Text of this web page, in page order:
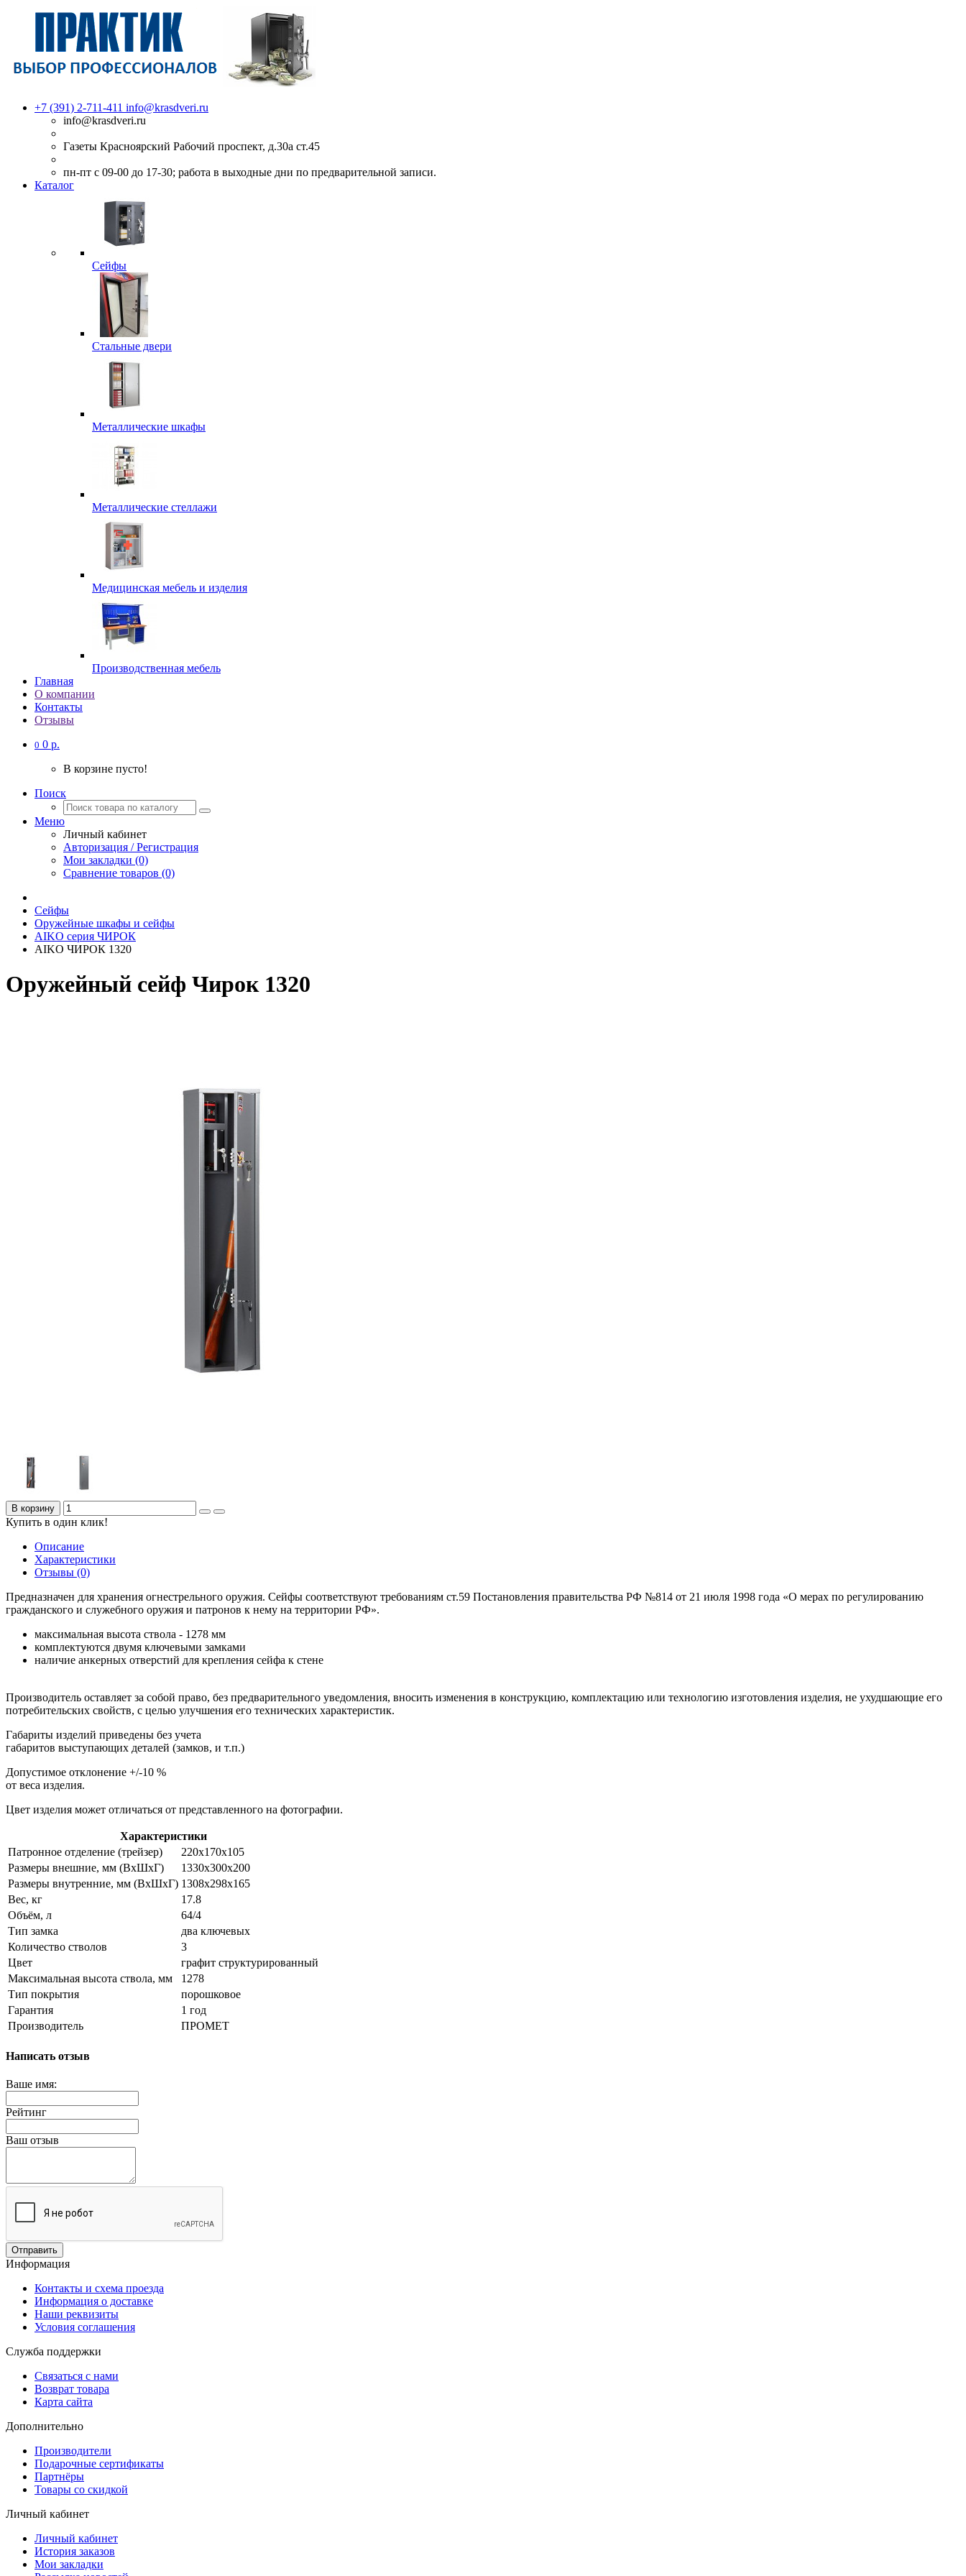
+7 (391) 2-711-411 info@krasdveri.ru
info@krasdveri.ru
Газеты Красноярский Рабочий проспект, д.30а ст.45
пн-пт с 09-00 до 17-30; работа в выходные дни по предварительной записи.
Каталог
Сейфы
Стальные двери
Металлические шкафы
Металлические стеллажи
Медицинская мебель и изделия
Производственная мебель
Главная
О компании
Контакты
Отзывы
0 0 р.
В корзине пусто!
Поиск
Меню
Личный кабинет
Авторизация / Регистрация
Мои закладки (0)
Сравнение товаров (0)
Сейфы
Оружейные шкафы и сейфы
AIKO серия ЧИРОК
AIKO ЧИРОК 1320
Оружейный сейф Чирок 1320
В корзину
Купить в один клик!
Описание
Характеристики
Отзывы (0)
Предназначен для хранения огнестрельного оружия. Сейфы соответствуют требованиям ст.59 Постановления правительства РФ №814 от 21 июля 1998 года «О мерах по регулированию
гражданского и служебного оружия и патронов к нему на территории РФ».
максимальная высота ствола - 1278 мм
комплектуются двумя ключевыми замками
наличие анкерных отверстий для крепления сейфа к стене
Производитель оставляет за собой право, без предварительного уведомления, вносить изменения в конструкцию, комплектацию или технологию изготовления изделия, не ухудшающие его
потребительских свойств, с целью улучшения его технических характеристик.
Габариты изделий приведены без учета
габаритов выступающих деталей (замков, и т.п.)
Допустимое отклонение +/-10 %
от веса изделия.
Цвет изделия может отличаться от представленного на фотографии.
Характеристики
Патронное отделение (трейзер)
220x170x105
Размеры внешние, мм (ВхШхГ)
1330x300x200
Размеры внутренние, мм (ВхШхГ) 1308x298x165
Вес, кг
17.8
Объём, л
64/4
Тип замка
два ключевых
Количество стволов
3
Цвет
графит структурированный
Максимальная высота ствола, мм
1278
Тип покрытия
порошковое
Гарантия
1 год
Производитель
ПРОМЕТ
Написать отзыв
Ваше имя:
Рейтинг
Ваш отзыв
Отправить
Информация
Контакты и схема проезда
Информация о доставке
Наши реквизиты
Условия соглашения
Служба поддержки
Связаться с нами
Возврат товара
Карта сайта
Дополнительно
Производители
Подарочные сертификаты
Партнёры
Товары со скидкой
Личный кабинет
Личный кабинет
История заказов
Мои закладки